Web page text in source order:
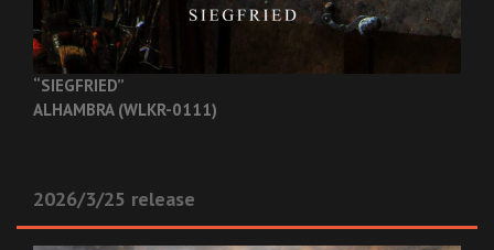
“SIEGFRIED”
ALHAMBRA (WLKR-0111)
2026/3/25 release